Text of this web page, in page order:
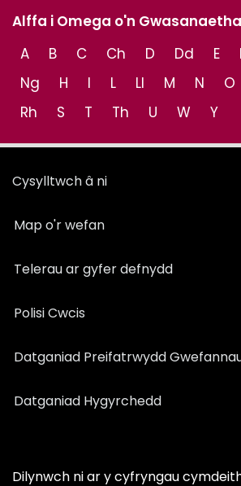
Alffa i Omega o'n
A
B C Ch D Dd E
Ng
H I L Ll M N O
Rh
S T Th U W Y
Cysylltwch â ni
Map o'r wefan
Telerau ar gyfer defnydd
Polisi Cwcis
Datganiad Preifatrwydd
Datganiad Hygyrchedd
Dilynwch ni ar y cyfryngau